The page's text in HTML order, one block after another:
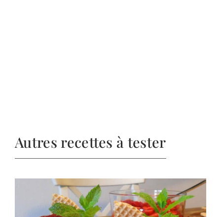
Autres recettes à tester